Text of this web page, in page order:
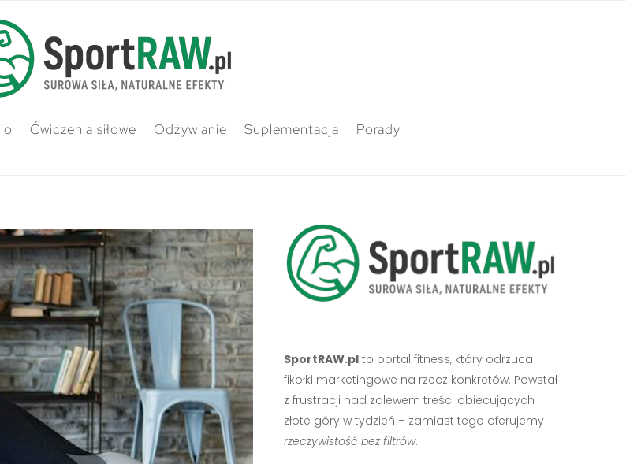
Ćwiczenia siłowe Odżywianie Suplementacja Porady
SportRAW.plto portal fitness, który odrzuca
fikołki marketingowe na rzecz konkretów. Powstał
z frustracji nad zalewem treści obiecujących
złote góry w tydzień – zamiast tego oferujemy
rzeczywistość bez filtrów.